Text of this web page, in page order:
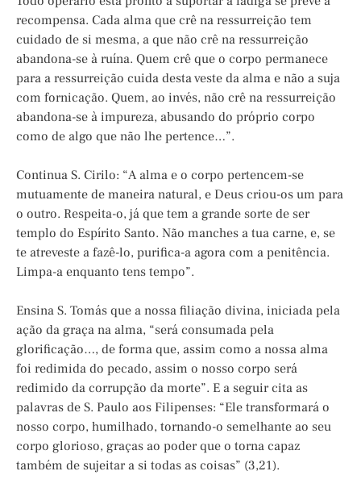
recompensa. Cada alma que crê na ressurreição tem
cuidado de si mesma, a que não crê na ressurreição
abandona-se à ruína. Quem crê que o corpo permanece
para a ressurreição cuida desta veste da alma e não a suja
com fornicação. Quem, ao invés, não crê na ressurreição
abandona-se à impureza, abusando do próprio corpo
como de algo que não lhe pertence…”.
Continua S. Cirilo: “A alma e o corpo pertencem-se
mutuamente de maneira natural, e Deus criou-os um para
o outro. Respeita-o, já que tem a grande sorte de ser
templo do Espírito Santo. Não manches a tua carne, e, se
te atreveste a fazê-lo, purifica-a agora com a penitência.
Limpa-a enquanto tens tempo”.
Ensina S. Tomás que a nossa filiação divina, iniciada pela
ação da graça na alma, “será consumada pela
glorificação…, de forma que, assim como a nossa alma
foi redimida do pecado, assim o nosso corpo será
redimido da corrupção da morte”. E a seguir cita as
palavras de S. Paulo aos Filipenses: “Ele transformará o
nosso corpo, humilhado, tornando-o semelhante ao seu
corpo glorioso, graças ao poder que o torna capaz
também de sujeitar a si todas as coisas” (3,21).